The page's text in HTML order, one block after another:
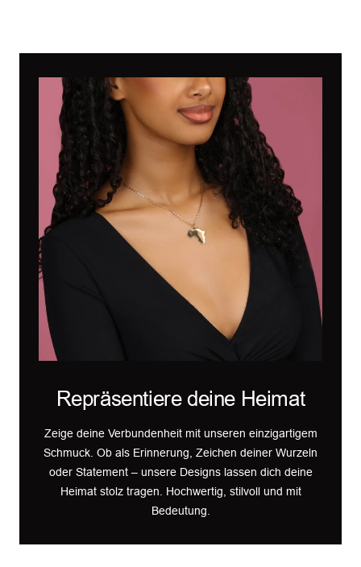
Repräsentiere deine Heimat
Zeige deine Verbundenheit mit unseren einzigartigem
Schmuck. Ob als Erinnerung, Zeichen deiner Wurzeln
oder Statement – unsere Designs lassen dich deine
Heimat stolz tragen. Hochwertig, stilvoll und mit
Bedeutung.